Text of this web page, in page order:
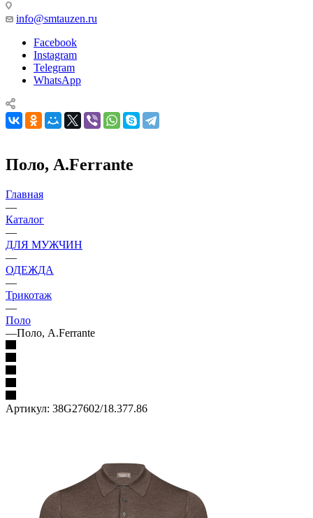
info@smtauzen.ru
Facebook
Instagram
Telegram
WhatsApp
Поло, A.Ferrante
Главная
—
Каталог
—
ДЛЯ МУЖЧИН
—
ОДЕЖДА
—
Трикотаж
—
Поло
—Поло, A.Ferrante
Артикул: 38G27602/18.377.86